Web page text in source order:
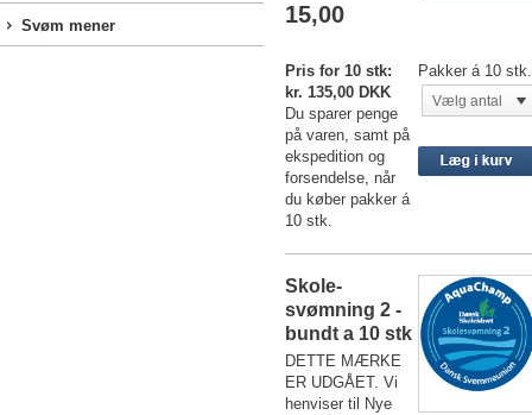
Svøm mener 15,00
Pris for 10 stk:
kr. 135,00 DKK
Du sparer penge
på varen, samt på
ekspedition og
forsendelse, når
du køber pakker á
10 stk.
Pakker á 10
Vælg antal
Skole-
svømning 2 -
bundt a 10 stk
DETTE MÆRKE
ER UDGÅET. Vi
henviser til Nye